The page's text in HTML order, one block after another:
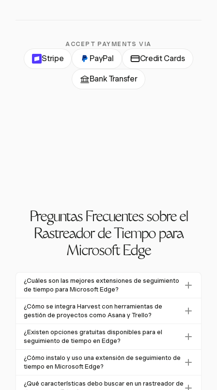
ACCEPT PAYMENTS VIA
Stripe PayPal Credit Cards
Bank Transfer
Preguntas Frecuentes sobre el
Rastreador de Tiempo para
Microsoft Edge
¿Cuáles son las mejores extensiones de seguimiento
de tiempo para Microsoft Edge?
Algunas de las mejores extensiones de seguimiento
de tiempo para Microsoft Edge incluyen Harvest, que
productividad como Asana y Trello. Está diseñado
para mejorar la productividad con características
como temporizadores de un clic e informes en
tiempo real.
¿Cómo se integra Harvest con herramientas de
gestión de proyectos como Asana y Trello?
Harvest se integra sin problemas con herramientas de
gestión de proyectos como Asana y Trello,
directamente desde estas aplicaciones. Esta
integración asegura que todos los datos del proyecto
permanezcan consistentes y sincronizados entre
¿Existen opciones gratuitas disponibles para el
seguimiento de tiempo en Edge?
Sí, Harvest ofrece una prueba gratuita de 30 días sin
necesidad de tarjeta de crédito, permitiendo a los
integraciones fluidas y seguimiento de tiempo con un
¿Cómo instalo y uso una extensión de seguimiento de
tiempo en Microsoft Edge?
Para instalar una extensión de seguimiento de tiempo
¿Qué características debo buscar en un rastreador de